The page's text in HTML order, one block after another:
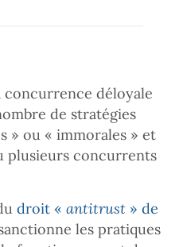
déloyale
de stratégies
» ou « immorales » et
plusieurs concurrents
droit « antitrust » de
les pratiques